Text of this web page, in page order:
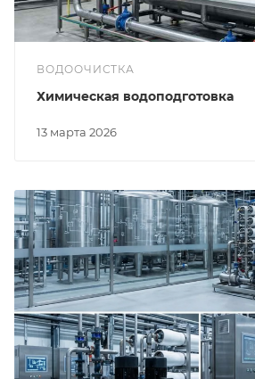
ВОДООЧИСТКА
13 марта 2026
Химическая водоподготовка